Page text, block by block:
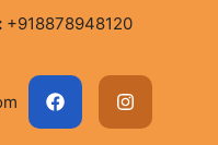
+918878948120